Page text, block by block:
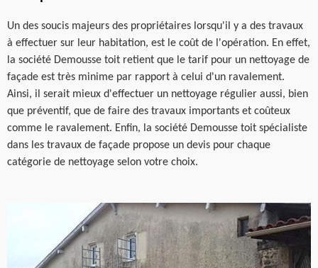
Un des soucis majeurs des propriétaires lorsqu'il y a des travaux
à effectuer sur leur habitation, est le coût de l'opération. En effet,
la société Demousse toit retient que le tarif pour un nettoyage de
façade est très minime par rapport à celui d'un ravalement.
Ainsi, il serait mieux d'effectuer un nettoyage régulier aussi, bien
que préventif, que de faire des travaux importants et coûteux
comme le ravalement. Enfin, la société Demousse toit spécialiste
dans les travaux de façade propose un devis pour chaque
catégorie de nettoyage selon votre choix.